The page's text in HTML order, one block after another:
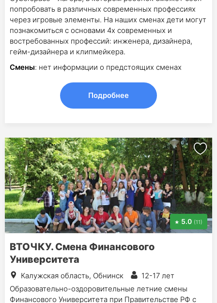
попробовать в различных современных профессиях
через игровые элементы. На наших сменах дети могут
познакомиться с основами 4х современных и
востребованных профессий: инженера, дизайнера,
гейм-дизайнера и клипмейкера.
Смены: нет информации о предстоящих сменах
Подробнее
5.0 (11)
ВТОЧКУ. Смена Финансового
Университета
Калужская область, Обнинск
12-17 лет
Образовательно-оздоровительные летние смены
Финансового Университета при Правительстве РФ с